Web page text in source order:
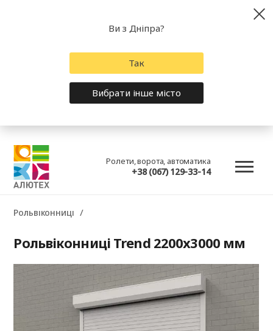
Ролети, ворота, автоматика
+38 (067) 129-33-14
Рольвіконниці
Рольвіконниці Trend 2200x3000 мм
Ви з Дніпра?
Так
Вибрати інше місто